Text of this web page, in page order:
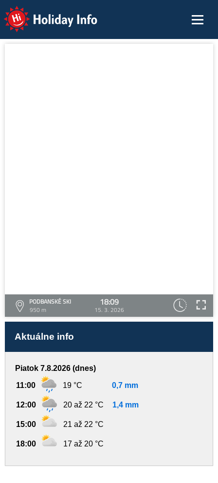
Holiday Info
PODBANSKÉ SKI
950 m
18:09
15. 3. 2026
Aktuálne info
Piatok 7.8.2026 (dnes)
11:00 19 °C 0,7 mm
12:00 20 až 22 °C 1,4 mm
15:00 21 až 22 °C
18:00 17 až 20 °C